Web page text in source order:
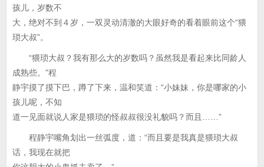
孩儿，岁数不
大，绝对不到４岁，一双灵动清澈的大眼好奇的看着眼前这个“猥
琐大叔”。
“猥琐大叔？我有那么大的岁数吗？虽然我是看起来比同龄人
成熟些。”程
静宇摸了摸下巴，蹲了下来，温和笑道：“小妹妹，你是哪家的小
孩儿呢，不知
道一见面就说人家是猥琐的怪叔叔很没礼貌吗？而且……”
程静宇嘴角划出一丝弧度，道：“而且要是我真是猥琐大叔
话，我现在就把